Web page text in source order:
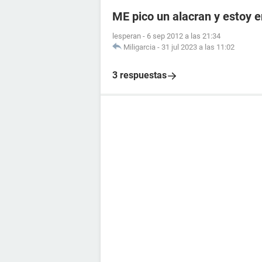
ME pico un alacran y estoy
lesperan - 6 sep 2012 a las 21:34
Miligarcia - 31 jul 2023 a las 11:02
3 respuestas